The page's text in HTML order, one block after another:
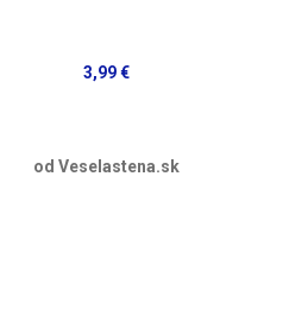
3,99 €
od Veselastena.sk